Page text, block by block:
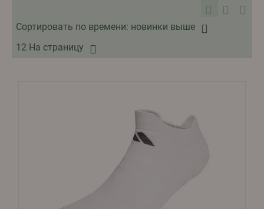
Сортировать по времени: новинки выше
12 На страницу